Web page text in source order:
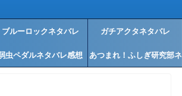
ブルーロックネタバレ ガチアクタネタバレ
虫ペダルネタバレ感想 あつまれ！ふしぎ研究部ネ